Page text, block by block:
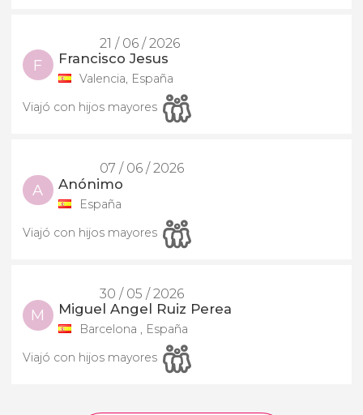
21 / 06 / 2026
F Francisco Jesus
Valencia, España
Viajó con hijos mayores
07 / 06 / 2026
A Anónimo
España
Viajó con hijos mayores
30 / 05 / 2026
M Miguel Angel Ruiz Perea
Barcelona , España
Viajó con hijos mayores